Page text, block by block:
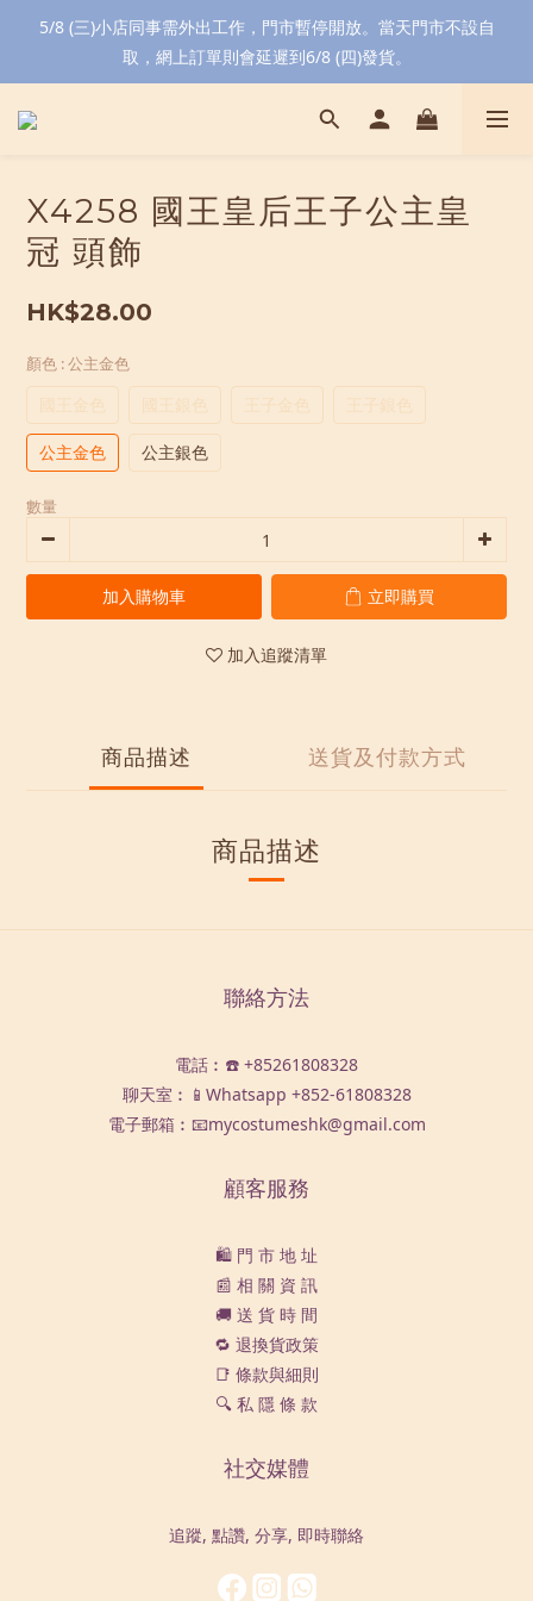
5/8 (三)小店同事需外出工作，門市暫停開放。當天門市不設自
取，網上訂單則會延遲到6/8 (四)發貨。
X4258 國王皇后王子公主皇
冠 頭飾
HK$28.00
顏色 : 公主金色
國王金色 國王銀色 王子金色 王子銀色
公主金色 公主銀色
數量
加入購物車 立即購買
加入追蹤清單
商品描述 送貨及付款方式
商品描述
聯絡方法
電話︰☎️ +85261808328
聊天室︰📱Whatsapp +852-61808328
電子郵箱︰📧mycostumeshk@gmail.com
顧客服務
🛍️ 門 市 地 址
📰 相 關 資 訊
🚚 送 貨 時 間
🔁 退換貨政策
📑 條款與細則
🔍 私 隱 條 款
社交媒體
追蹤, 點讚, 分享, 即時聯絡